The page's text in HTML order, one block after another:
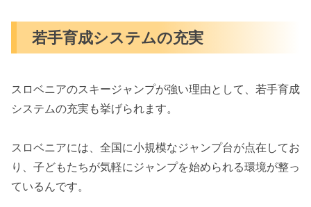
若手育成システムの充実
スロベニアのスキージャンプが強い理由として、若手育成
システムの充実も挙げられます。
スロベニアには、全国に小規模なジャンプ台が点在してお
り、子どもたちが気軽にジャンプを始められる環境が整っ
ているんです。